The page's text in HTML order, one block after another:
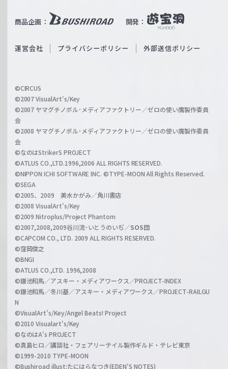
ß
c
a
r
z
商品企画： 開発：
b
O
i
l
h
a
n
l
運営会社 プライバシーポリシー 外部送信ポリシー
©CIRCUS
©2007 VisualArt's/Key
©2007 ヤマグチノボル･メディアファクトリー／ゼロの使い魔製作委員
会
©2008 ヤマグチノボル･メディアファクトリー／ゼロの使い魔製作委員
会
©なのはStrikerS PROJECT
©ATLUS CO.,LTD.1996,2006 ALL RIGHTS RESERVED.
©NIPPON ICHI SOFTWARE INC. ©TYPE-MOON All Rights Reserved.
©SEGA
©2005、2009 美水かがみ／角川書店
©2008 VisualArt's/Key
©2009 Nitroplus/Project Phantom
©2007,2008,2009谷川流･いとうのいぢ／SOS団
©CAPCOM CO., LTD. 2009 ALL RIGHTS RESERVED.
©窪岡俊之
©BNGI
©ATLUS CO.,LTD. 1996,2008
©鎌池和馬／アスキー・メディアワークス／PROJECT-INDEX
©鎌池和馬／冬川基／アスキー・メディアワークス／PROJECT-RAILGU
N
©VisualArt's/Key/Angel Beats! Project
©2010 Visualart's/Key
©なのはA's PROJECT
©真島ヒロ／講談社・フェアリーテイル製作ギルド・テレビ東京
©1999-2010 TYPE-MOON
©Bushiroad illust:たにはらなつき(EDEN'S NOTES)